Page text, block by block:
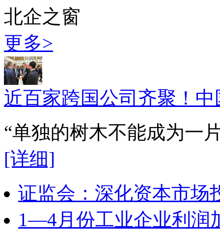
北企之窗
更多>
近百家跨国公司齐聚！
“单独的树木不能成为一
[详细]
证监会：深化资本市场
1—4月份工业企业利润